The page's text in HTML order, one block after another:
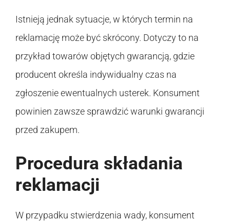
Istnieją jednak sytuacje, w których termin na
reklamację może być skrócony. Dotyczy to na
przykład towarów objętych gwarancją, gdzie
producent określa indywidualny czas na
zgłoszenie ewentualnych usterek. Konsument
powinien zawsze sprawdzić warunki gwarancji
przed zakupem.
Procedura składania
reklamacji
W przypadku stwierdzenia wady, konsument